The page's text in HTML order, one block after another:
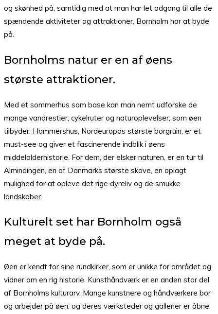
og skønhed på, samtidig med at man har let adgang til alle de
spændende aktiviteter og attraktioner, Bornholm har at byde
på.
Bornholms natur er en af øens
største attraktioner.
Med et sommerhus som base kan man nemt udforske de
mange vandrestier, cykelruter og naturoplevelser, som øen
tilbyder. Hammershus, Nordeuropas største borgruin, er et
must-see og giver et fascinerende indblik i øens
middelalderhistorie. For dem, der elsker naturen, er en tur til
Almindingen, en af Danmarks største skove, en oplagt
mulighed for at opleve det rige dyreliv og de smukke
landskaber.
Kulturelt set har Bornholm også
meget at byde på.
Øen er kendt for sine rundkirker, som er unikke for området og
vidner om en rig historie. Kunsthåndværk er en anden stor del
af Bornholms kulturarv. Mange kunstnere og håndværkere bor
og arbejder på øen, og deres værksteder og gallerier er åbne